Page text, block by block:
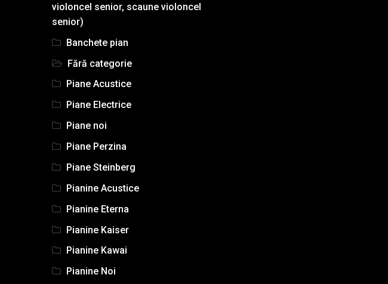
violoncel senior, scaune violoncel
senior)
Banchete pian
Fără categorie
Piane Acustice
Piane Electrice
Piane noi
Piane Perzina
Piane Steinberg
Pianine Acustice
Pianine Eterna
Pianine Kaiser
Pianine Kawai
Pianine Noi